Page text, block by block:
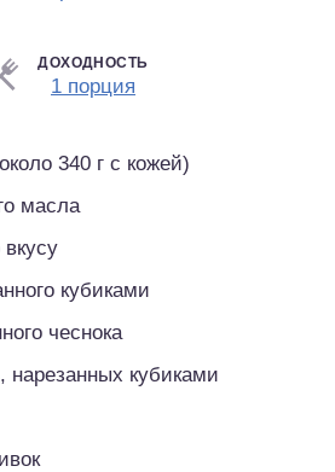
ДОХОДНОСТЬ
1 порция
340 г с кожей)
масла
кубиками
чеснока
нарезанных кубиками